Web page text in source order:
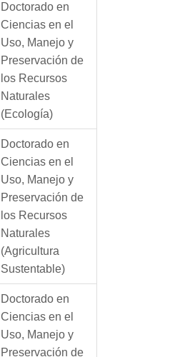
Doctorado en
Ciencias en el
Uso, Manejo y
Preservación de
los Recursos
Naturales
(Ecología)
Doctorado en
Ciencias en el
Uso, Manejo y
Preservación de
los Recursos
Naturales
(Agricultura
Sustentable)
Doctorado en
Ciencias en el
Uso, Manejo y
Preservación de